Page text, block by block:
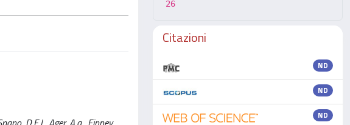
26
Citazioni
ND
ND
ND